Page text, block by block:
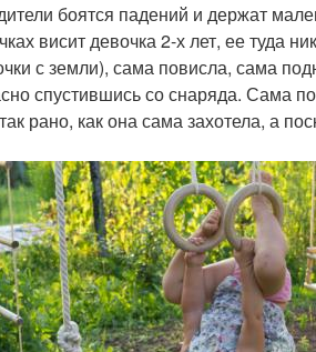
боятся падений и держат
висит девочка 2-х лет, ее
с земли), сама повисла, сама
спустившись со снаряда. Сама
рано, как она сама захотела, а